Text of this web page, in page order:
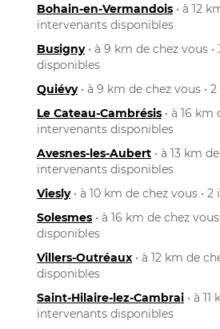
Bohain-en-Vermandois • à 12
intervenants disponibles
Busigny• à 9 km de chez vous
disponibles
Quiévy• à 9 km de chez vous •
Le Cateau-Cambrésis • à 16 km
intervenants disponibles
Avesnes-les-Aubert • à 13 km
intervenants disponibles
Viesly• à 10 km de chez vous •
Solesmes • à 16 km de chez
disponibles
Villers-Outréaux • à 12 km de
disponibles
Saint-Hilaire-lez-Cambrai • à
intervenants disponibles